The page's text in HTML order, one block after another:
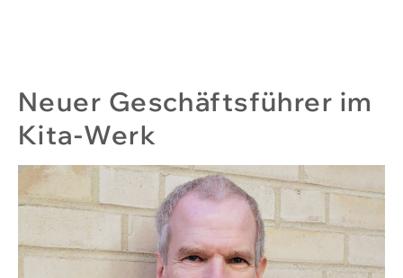
Neuer Geschäftsführer im
Kita-Werk